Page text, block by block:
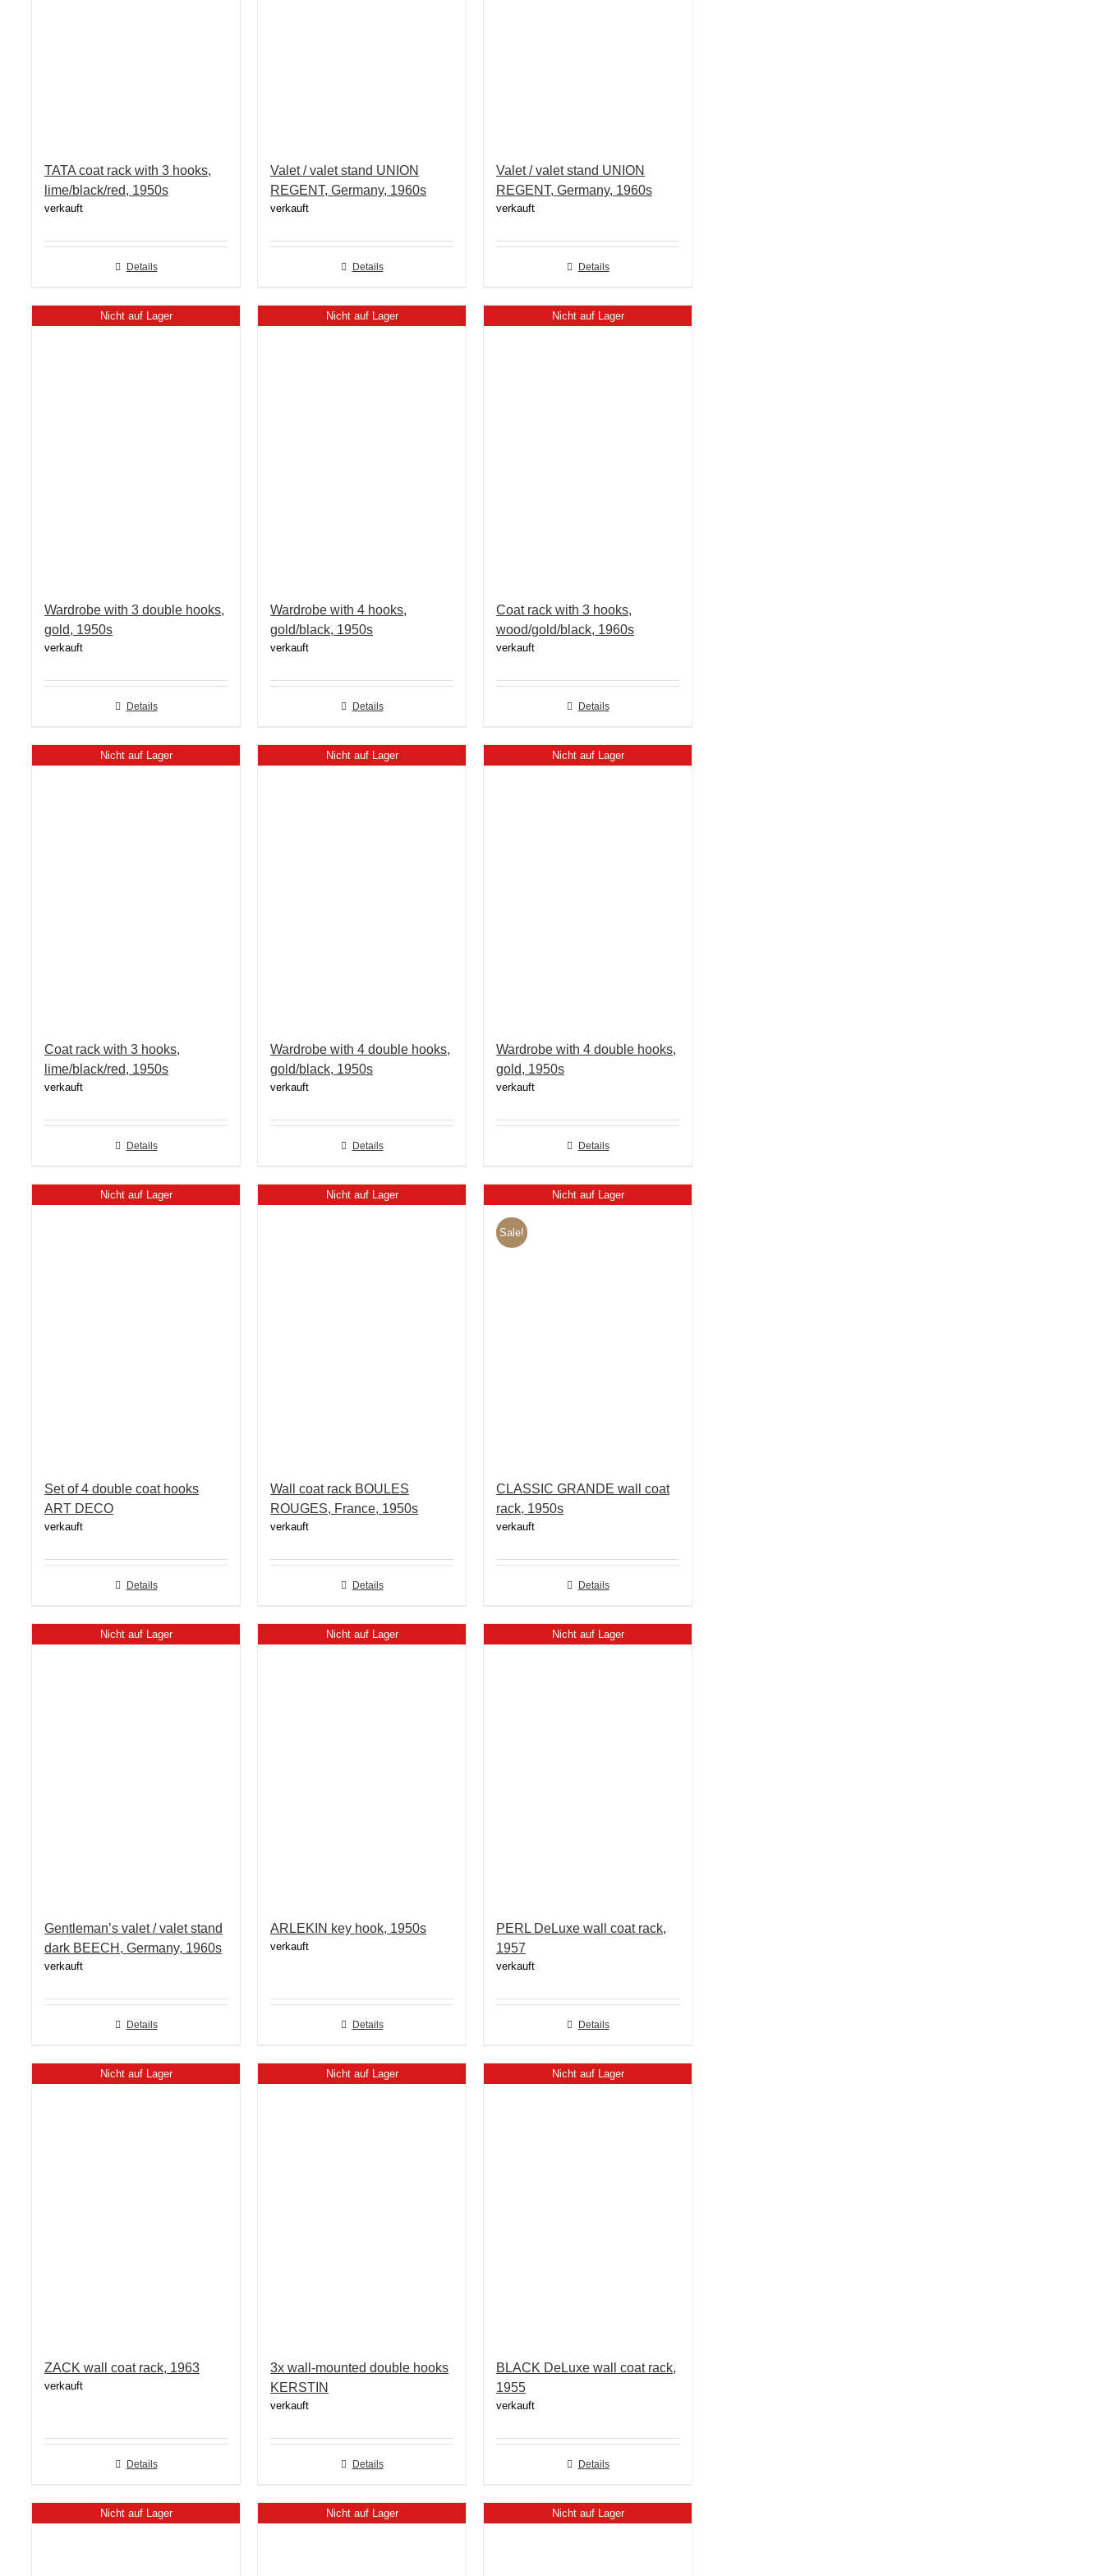
TATA coat rack with 3 hooks,
lime/black/red, 1950s
verkauft
Details
Valet / valet stand UNION
REGENT, Germany, 1960s
verkauft
Details
Valet / valet stand UNION
REGENT, Germany, 1960s
verkauft
Details
Nicht auf Lager
Wardrobe with 3 double hooks,
gold, 1950s
verkauft
Details
Nicht auf Lager
Wardrobe with 4 hooks,
gold/black, 1950s
verkauft
Details
Nicht auf Lager
Coat rack with 3 hooks,
wood/gold/black, 1960s
verkauft
Details
Nicht auf Lager
Coat rack with 3 hooks,
lime/black/red, 1950s
verkauft
Details
Nicht auf Lager
Wardrobe with 4 double hooks,
gold/black, 1950s
verkauft
Details
Nicht auf Lager
Wardrobe with 4 double hooks,
gold, 1950s
verkauft
Details
Nicht auf Lager
Set of 4 double coat hooks
ART DECO
verkauft
Details
Nicht auf Lager
Wall coat rack BOULES
ROUGES, France, 1950s
verkauft
Details
Nicht auf Lager
Sale!
CLASSIC GRANDE wall coat
rack, 1950s
verkauft
Details
Nicht auf Lager
Gentleman’s valet / valet stand
dark BEECH, Germany, 1960s
verkauft
Details
Nicht auf Lager
ARLEKIN key hook, 1950s
verkauft
Details
Nicht auf Lager
PERL DeLuxe wall coat rack,
1957
verkauft
Details
Nicht auf Lager
ZACK wall coat rack, 1963
verkauft
Details
Nicht auf Lager
3x wall-mounted double hooks
KERSTIN
verkauft
Details
Nicht auf Lager
BLACK DeLuxe wall coat rack,
1955
verkauft
Details
Nicht auf Lager Nicht auf Lager Nicht auf Lager